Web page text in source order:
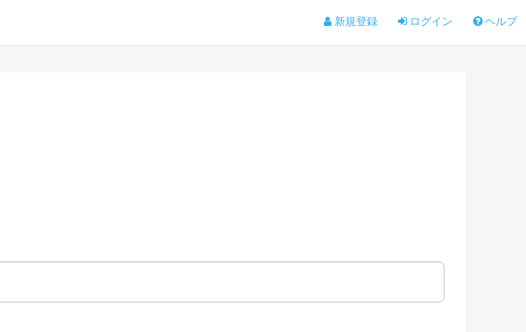
新規登録 ログイン ヘルプ